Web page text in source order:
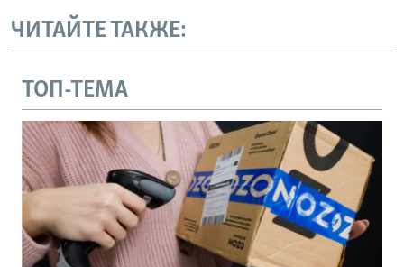
ЧИТАЙТЕ ТАКЖЕ:
ТОП-ТЕМА